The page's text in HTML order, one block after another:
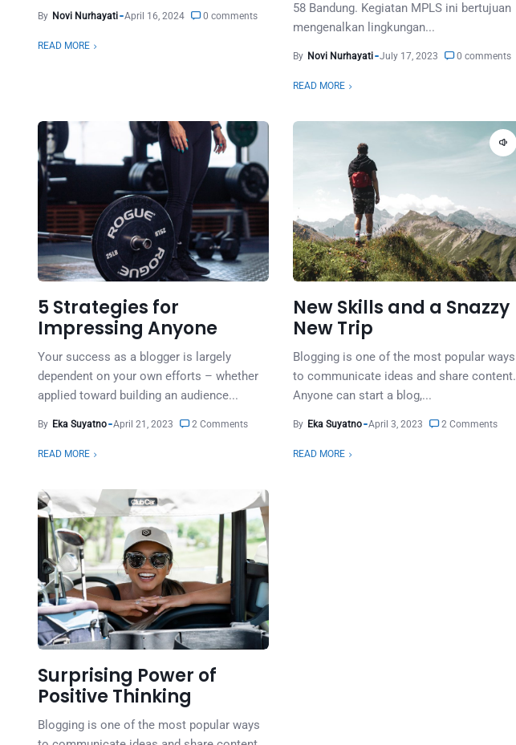
By Novi Nurhayati April 16, 2024 0 comments
READ MORE
58 Bandung. Kegiatan MPLS ini bertujuan
mengenalkan lingkungan...
By Novi Nurhayati July 17, 2023 0 comments
READ MORE
5 Strategies for
Impressing Anyone
Your success as a blogger is largely
dependent on your own efforts – whether
applied toward building an audience...
By Eka Suyatno April 21, 2023 2 Comments
READ MORE
New Skills and a Snazzy
New Trip
Blogging is one of the most popular ways
to communicate ideas and share content.
Anyone can start a blog,...
By Eka Suyatno April 3, 2023 2 Comments
READ MORE
Surprising Power of
Positive Thinking
Blogging is one of the most popular ways